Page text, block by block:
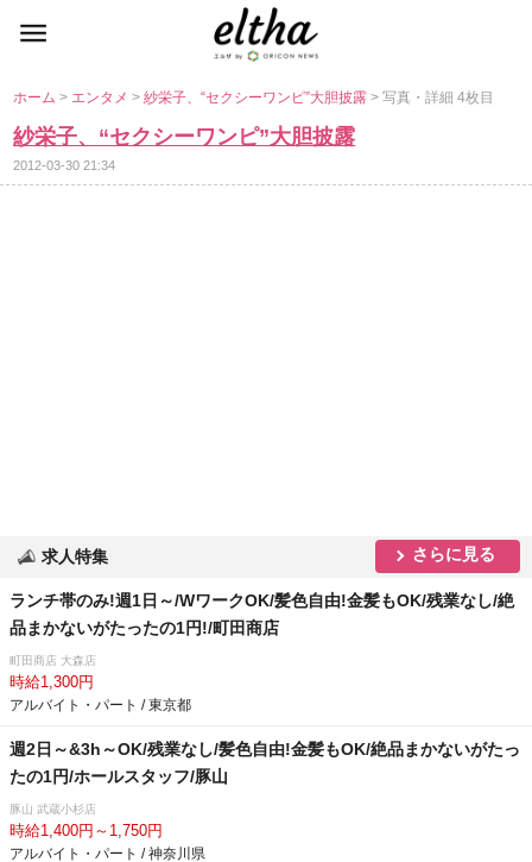
ホーム> エンタメ>紗栄子、“セクシーワンピ”大胆披露> 写真・詳細 4枚目
紗栄子、“セクシーワンピ”大胆披露
2012-03-30 21:34
求人特集 さらに見る
ランチ帯のみ!週1日～/WワークOK/髪色自由!金髪もOK/残業なし/絶
品まかないがたったの1円!/町田商店
町田商店 大森店
時給1,300円
アルバイト・パート / 東京都
週2日～&3h～OK/残業なし/髪色自由!金髪もOK/絶品まかないがたっ
たの1円/ホールスタッフ/豚山
豚山 武蔵小杉店
時給1,400円～1,750円
アルバイト・パート / 神奈川県